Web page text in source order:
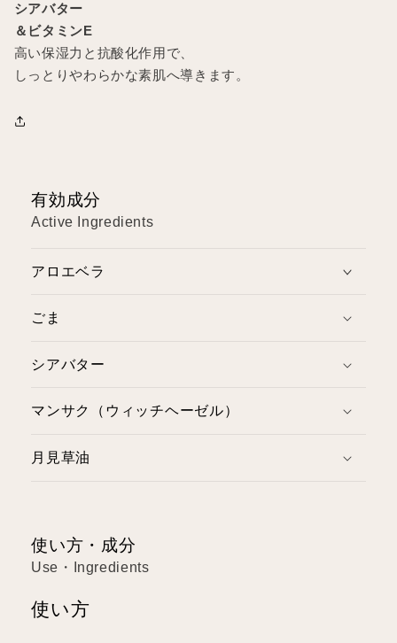
シアバター
＆ビタミンE
高い保湿力と抗酸化作用で、
しっとりやわらかな素肌へ導きます。
有効成分
Active Ingredients
アロエベラ
ごま
シアバター
マンサク（ウィッチヘーゼル）
月見草油
使い方・成分
Use・Ingredients
使い方